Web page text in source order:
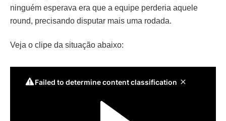
ninguém esperava era que a equipe perderia aquele
round, precisando disputar mais uma rodada.
Veja o clipe da situação abaixo: